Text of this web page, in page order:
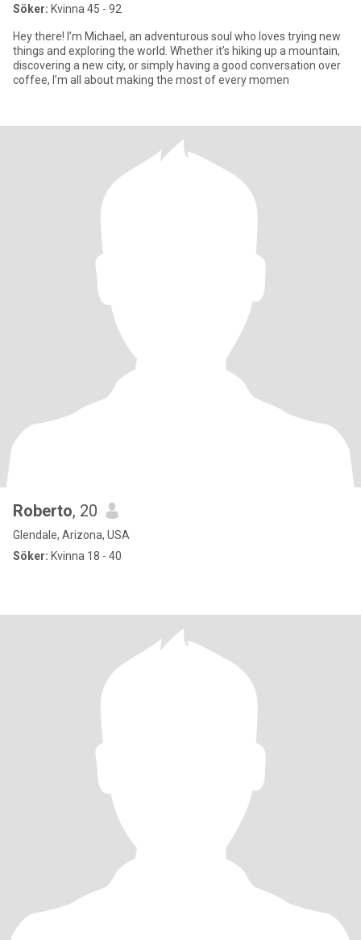
Söker: Kvinna 45 - 92
Hey there! I’m Michael, an adventurous soul who loves trying new
things and exploring the world. Whether it’s hiking up a mountain,
discovering a new city, or simply having a good conversation over
coffee, I’m all about making the most of every momen
Roberto, 20
Glendale, Arizona, USA
Söker: Kvinna 18 - 40